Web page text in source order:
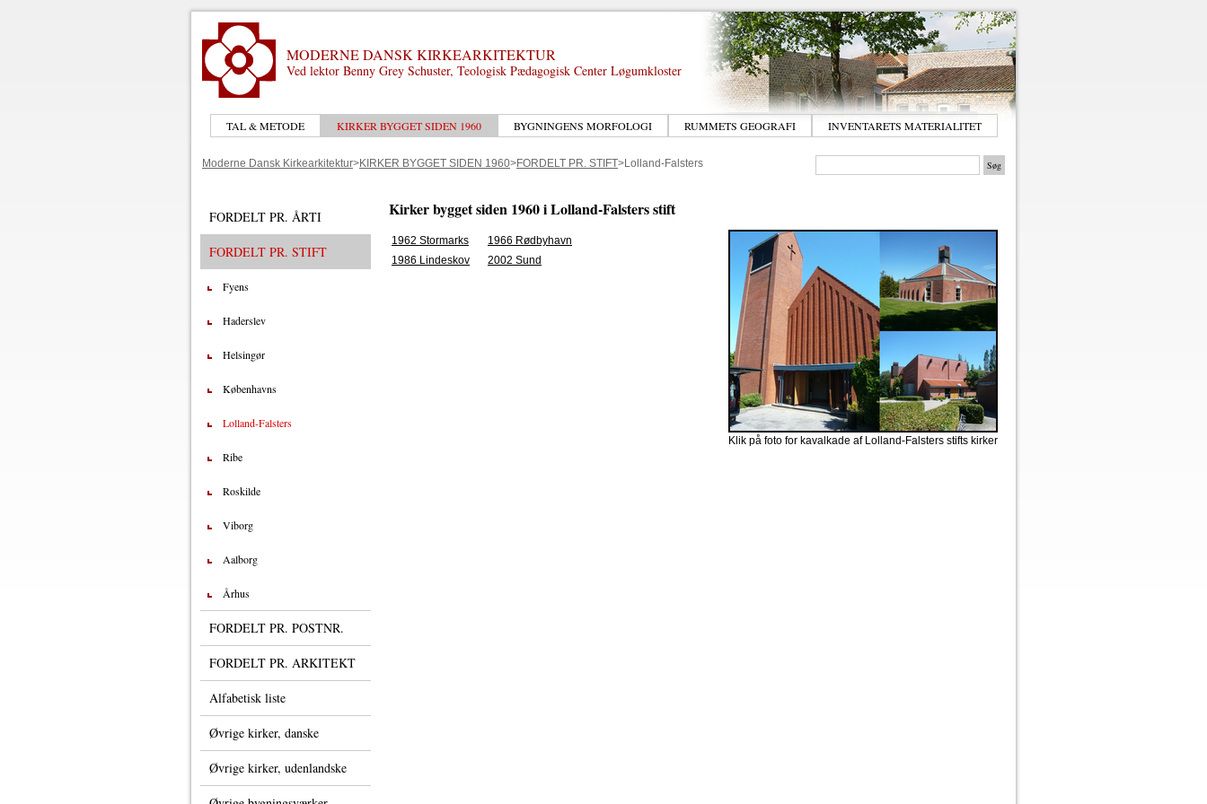
MODERNE DANSK KIRKEARKITEKTUR
Ved lektor Benny Grey Schuster, Teologisk Pædagogisk Center Løgumkloster
TAL & METODE KIRKER BYGGET SIDEN 1960 BYGNINGENS MORFOLOGI RUMMETS GEOGRAFI INVENTARETS MATERIALITET
Moderne Dansk Kirkearkitektur>KIRKER BYGGET SIDEN 1960>FORDELT PR. STIFT>Lolland-Falsters
FORDELT PR. ÅRTI
FORDELT PR. STIFT
Fyens
Haderslev
Helsingør
Københavns
Lolland-Falsters
Ribe
Roskilde
Viborg
Aalborg
Århus
FORDELT PR. POSTNR.
FORDELT PR. ARKITEKT
Alfabetisk liste
Øvrige kirker, danske
Øvrige kirker, udenlandske
Kirker bygget siden 1960 i Lolland-Falsters stift
Klik på foto for kavalkade af Lolland-Falsters stifts kirker
1962 Stormarks
1966 Rødbyhavn
1986 Lindeskov
2002 Sund